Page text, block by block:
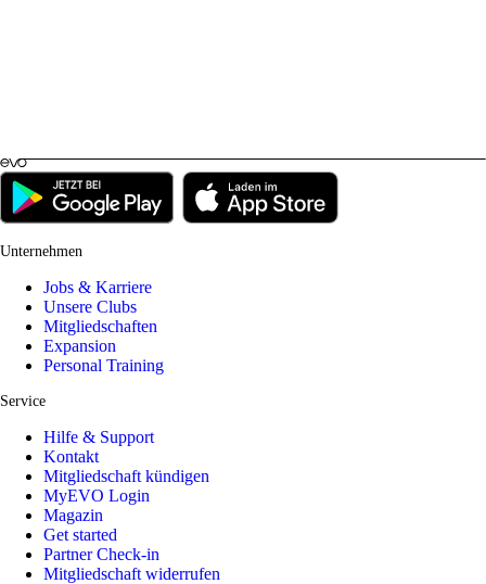
Unternehmen
Jobs & Karriere
Unsere Clubs
Mitgliedschaften
Expansion
Personal Training
Service
Hilfe & Support
Kontakt
Mitgliedschaft kündigen
MyEVO Login
Magazin
Get started
Partner Check-in
Mitgliedschaft widerrufen